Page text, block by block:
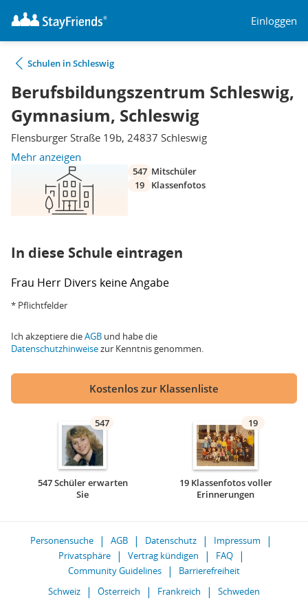
Einloggen
Schulen in Schleswig
Berufsbildungszentrum Schleswig,
Gymnasium, Schleswig
Flensburger Straße 19b, 24837 Schleswig
Mehr anzeigen
547 Mitschüler
19
Klassenfotos
In diese Schule eintragen
Frau Herr Divers keine Angabe
* Pflichtfelder
Ich akzeptiere dieAGB und habe die
Datenschutzhinweisezur Kenntnis genommen.
Kostenlos zur Klassenliste
547
547 Schüler erwarten
Sie
19
19 Klassenfotos voller
Erinnerungen
Personensuche AGB Datenschutz
Impressum
Privatsphäre
Vertrag kündigen
FAQ
Community Guidelines
Barrierefreiheit
Schweiz
Österreich Frankreich Schweden